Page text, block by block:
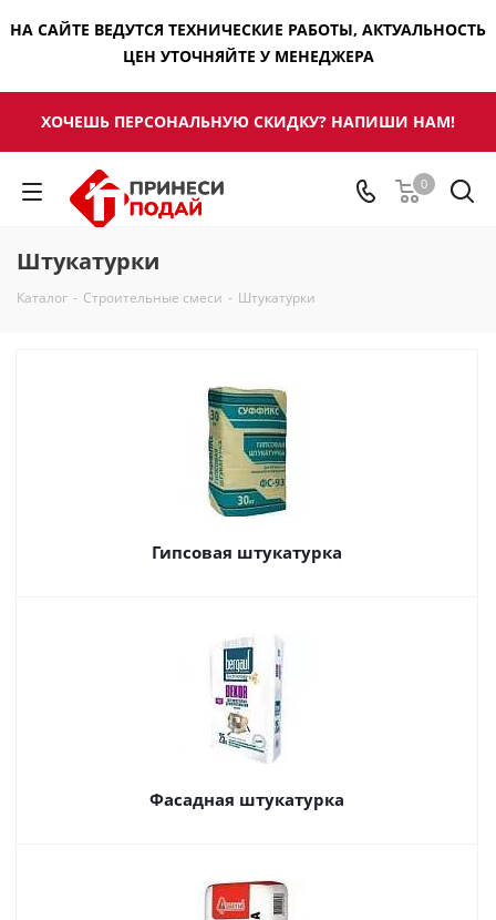
НА САЙТЕ ВЕДУТСЯ ТЕХНИЧЕСКИЕ РАБОТЫ, АКТУАЛЬНОСТЬ
ЦЕН УТОЧНЯЙТЕ У МЕНЕДЖЕРА
ХОЧЕШЬ ПЕРСОНАЛЬНУЮ СКИДКУ? НАПИШИ НАМ!
0
Штукатурки
Каталог - Строительные смеси - Штукатурки
Гипсовая штукатурка
Фасадная штукатурка